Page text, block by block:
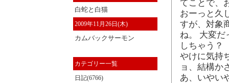
白蛇と白猫
2009年11月26日(木)
カムバックサーモン
カテゴリー一覧
日記(6766)
てことで、
おーっと久
すが、対象
ね。 大変だ
しちゃう？
やけに気持
ョ、結構か
あ、いやい